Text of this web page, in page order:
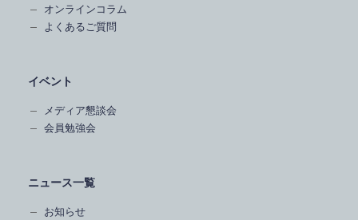
オンラインコラム
よくあるご質問
イベント
メディア懇談会
会員勉強会
ニュース一覧
お知らせ